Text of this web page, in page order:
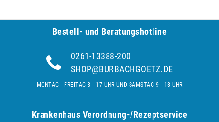
Bestell- und Be­ra­tungs­hot­line
0261-13388-200
SHOP@BURBACHGOETZ.DE
MONTAG - FREITAG 8 - 17 UHR UND SAMSTAG 9 - 13 UHR
Krankenhaus Verordnung-/Rezeptservice